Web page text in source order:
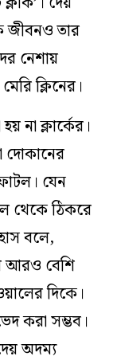
জীবনও তার
নেশায়
ক্লিনের।
না ক্লার্কের।
দোকানের
যেন
থেকে ঠিকরে
বলে,
আরও বেশি
দিকে।
করা সম্ভব।
অদম্য